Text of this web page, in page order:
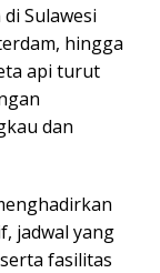
Sulawesi
hingga
api turut
dan
jadwal yang
fasilitas